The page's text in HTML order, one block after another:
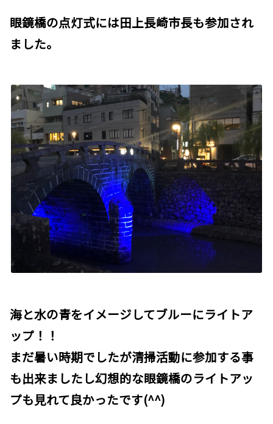
眼鏡橋の点灯式には田上長崎市長も参加され
ました。
海と水の青をイメージしてブルーにライトア
ップ！！
まだ暑い時期でしたが清掃活動に参加する事
も出来ましたし幻想的な眼鏡橋のライトアッ
プも見れて良かったです(^^)